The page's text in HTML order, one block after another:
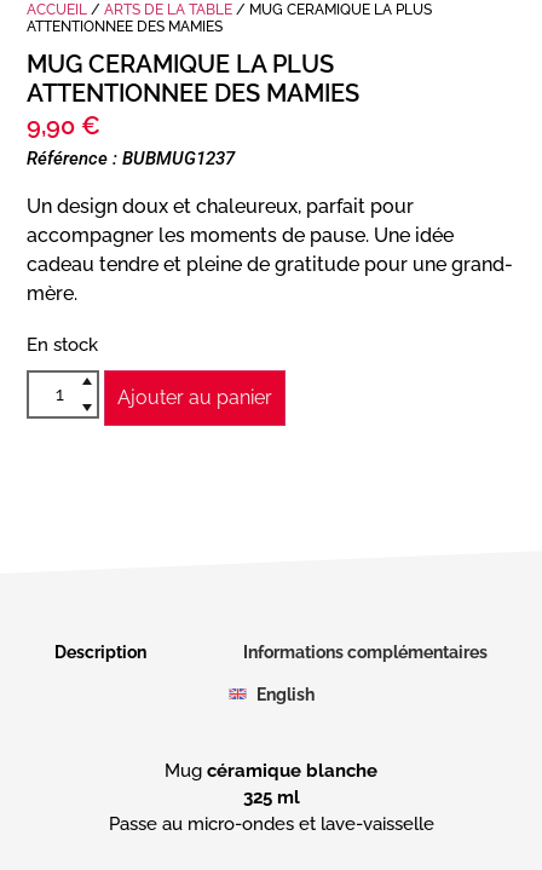
ACCUEIL /ARTS DE LA TABLE / MUG CERAMIQUE LA PLUS
ATTENTIONNEE DES MAMIES
MUG CERAMIQUE LA PLUS
ATTENTIONNEE DES MAMIES
9,90 €
Référence : BUBMUG1237
Un design doux et chaleureux, parfait pour
accompagner les moments de pause. Une idée
cadeau tendre et pleine de gratitude pour une grand-
mère.
En stock
Ajouter au panier
Description Informations complémentaires
English
Mug céramique blanche
325 ml
Passe au micro-ondes et lave-vaisselle